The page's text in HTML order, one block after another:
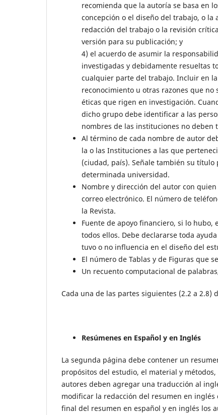
recomienda que la autoría se basa en
concepción o el diseño del trabajo, o
redacción del trabajo o la revisión
versión para su publicación; y
4) el acuerdo de asumir la
investigadas y debidamente resueltas
cualquier parte del trabajo. Incluir en
reconocimiento u otras razones que
éticas que rigen en investigación.
dicho grupo debe identificar a las
nombres de las instituciones no
Al término de cada nombre de autor
la o las Instituciones a las que
(ciudad, país). Señale también su
determinada universidad.
Nombre y dirección del autor con
correo electrónico. El número de
la Revista.
Fuente de apoyo financiero, si lo
todos ellos. Debe declararse toda
tuvo o no influencia en el diseño del
El número de Tablas y de Figuras que
Un recuento computacional de
Cada una de las partes siguientes (2.2 a 2.8)
Resúmenes en Español y en Inglés
La segunda página debe contener un
propósitos del estudio, el material y
autores deben agregar una traducción al
modificar la redacción del resumen en
final del resumen en español y en inglés los